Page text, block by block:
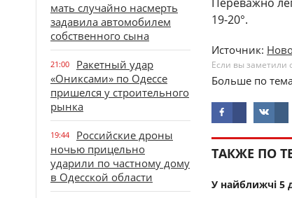
мать случайно насмерть
задавила автомобилем
собственного сына
21:00
Ракетный удар
«Ониксами» по Одессе
пришелся у строительного
рынка
19:44
Российские дроны
ночью прицельно
ударили по частному дому
в Одесской области
19-20°.
Источник:
Если вы заметили
Больше по
ТАКЖЕ ПО
У найближчі 5